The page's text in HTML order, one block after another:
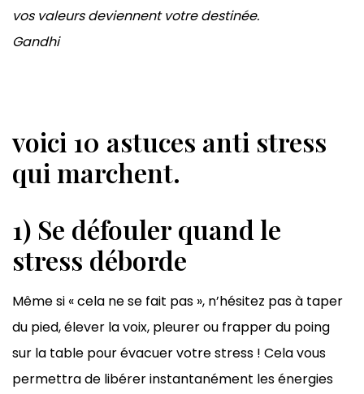
vos valeurs deviennent votre destinée.
Gandhi
voici 10 astuces anti stress
qui marchent.
1) Se défouler quand le
stress déborde
Même si « cela ne se fait pas », n’hésitez pas à taper
du pied, élever la voix, pleurer ou frapper du poing
sur la table pour évacuer votre stress ! Cela vous
permettra de libérer instantanément les énergies